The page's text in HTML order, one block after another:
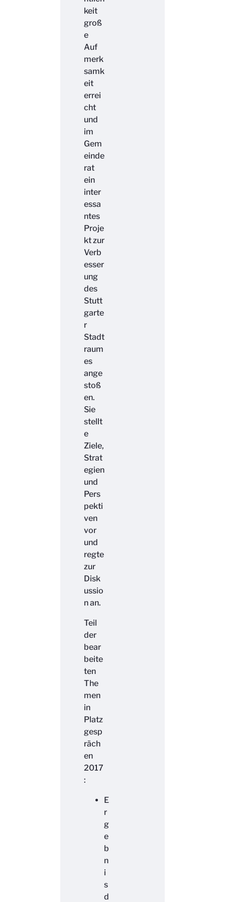
keit
groß
e
Auf
merk
samk
eit
errei
cht
und
im
Gem
einde
rat
ein
inter
essa
ntes
Proje
kt zur
Verb
esser
ung
des
Stutt
garte
r
Stadt
raum
es
ange
stoß
en.
Sie
stellt
e
Ziele,
Strat
egien
und
Pers
pekti
ven
vor
und
regte
zur
Disk
ussio
n an.
Teil
der
bear
beite
ten
The
men
in
Platz
gesp
räch
en
2017
:
E
r
g
e
b
n
i
s
d